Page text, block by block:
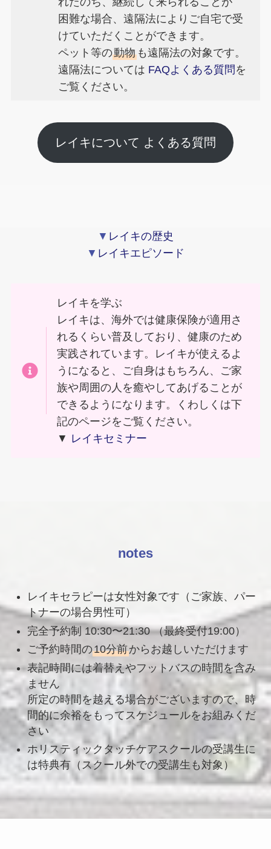
困難な場合、遠隔法によりご自宅で受
けていただくことができます。
ペット等の動物 も遠隔法の対象です。
遠隔法については FAQよくある質問 を
ご覧ください。
レイキについて よくある質問
▼ レイキの歴史
▼ レイキエピソード
レイキを学ぶ
レイキは、海外では健康保険が適用さ
れるくらい普及しており、健康のため
実践されています。レイキが使えるよ
うになると、ご自身はもちろん、ご家
族や周囲の人を癒やしてあげることが
できるようになります。くわしくは下
記のページをご覧ください。
▼ レイキセミナー
notes
レイキセラピーは女性対象です（ご家族、パー
トナーの場合男性可）
完全予約制 10:30〜21:30 （最終受付19:00）
ご予約時間の10分前からお越しいただけます
表記時間には着替えやフットバスの時間を含み
ません
所定の時間を越える場合がございますので、時
間的に余裕をもってスケジュールをお組みくだ
さい
ホリスティックタッチケアスクールの受講生に
は特典有（スクール外での受講生も対象）